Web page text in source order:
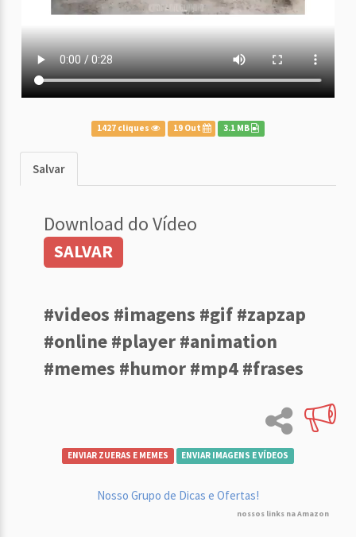
1427 cliques 19 Out 3.1 MB
Salvar
Download do Vídeo
SALVAR
#videos #imagens #gif #zapzap
#online #player #animation
#memes #humor #mp4 #frases
ENVIAR ZUERAS E MEMES ENVIAR IMAGENS E VÍDEOS
Nosso Grupo de Dicas e Ofertas!
nossos links na Amazon